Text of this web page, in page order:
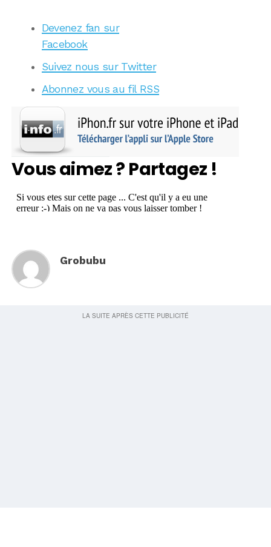
Devenez fan sur
Facebook
Suivez nous sur Twitter
Abonnez vous au fil RSS
Vous aimez ? Partagez !
Grobubu